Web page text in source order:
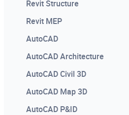
Revit Structure
Revit MEP
AutoCAD
AutoCAD Architecture
AutoCAD Civil 3D
AutoCAD Map 3D
AutoCAD P&ID